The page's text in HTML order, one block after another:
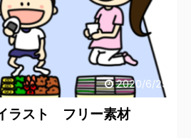
2020/6/25
ラスト フリー素材